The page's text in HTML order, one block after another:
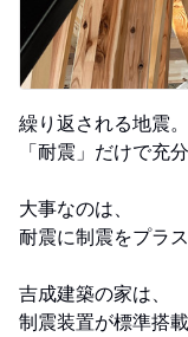
繰り返される地震。
「耐震」だけで充
大事なのは、
耐震に制震をプラス
吉成建築の家は、
制震装置が標準搭載